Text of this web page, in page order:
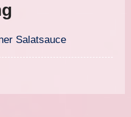
Salatsauce